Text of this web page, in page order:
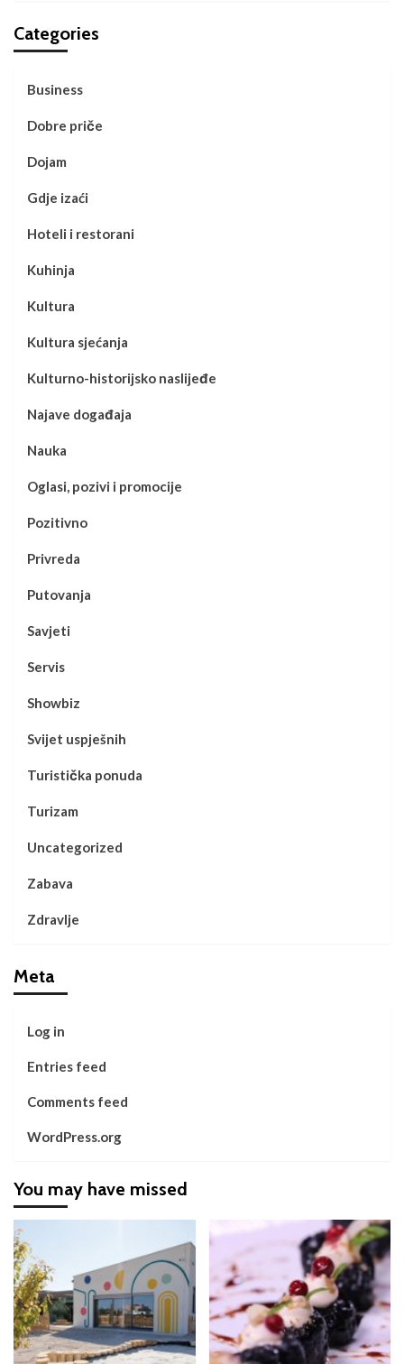
Categories
Business
Dobre priče
Dojam
Gdje izaći
Hoteli i restorani
Kuhinja
Kultura
Kultura sjećanja
Kulturno-historijsko naslijeđe
Najave događaja
Nauka
Oglasi, pozivi i promocije
Pozitivno
Privreda
Putovanja
Savjeti
Servis
Showbiz
Svijet uspješnih
Turistička ponuda
Turizam
Uncategorized
Zabava
Zdravlje
Meta
Log in
Entries feed
Comments feed
WordPress.org
You may have missed